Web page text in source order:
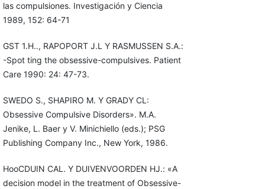
las compulsiones. Investigación y Ciencia
1989, 152: 64-71
GST 1.H.., RAPOPORT J.L Y RASMUSSEN S.A.:
-Spot ting the obsessive-compulsives. Patient
Care 1990: 24: 47-73.
SWEDO S., SHAPIRO M. Y GRADY CL:
Obsessive Compulsive Disorders». M.A.
Jenike, L. Baer y V. Minichiello (eds.); PSG
Publishing Company Inc., New York, 1986.
HooCDUIN CAL. Y DUIVENVOORDEN HJ.: «A
decision model in the treatment of Obsessive-